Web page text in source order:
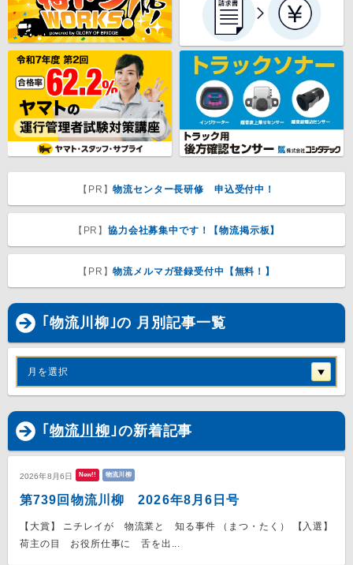
【PR】物流センター長研修 申込受付中！
【PR】協力会社募集中です！【物流掲示板】
【PR】物流メルマガ登録受付中【無料！】
｢物流川柳｣の 月別記事一覧
月を選択
｢ 物流川柳｣の新着記事
2026年8月6日 New!! 物流川柳
第739回物流川柳 2026年8月6日号
【大賞】 ニチレイが 物流業と 知る事件 （まつ・たく） 【入選】
荷主の目 お役所仕事に 舌を出...